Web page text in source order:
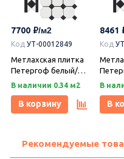
7700
Код УТ-00012849
Метлахская плитка
Петергоф белый/
черный (001/013)
(Керамарк)
В наличии 0.34 м2
В корзину
8461
Код
В
В
Рекомендуемые